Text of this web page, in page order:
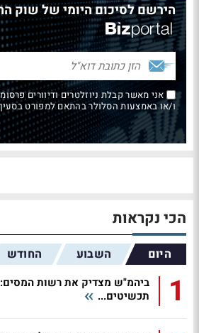
הירשם לסיכום היומי של שוק
אני מאשר קבלת ניוזלטרים ודיוורים
ו/או באמצעות הסלולר בהתאם למפורט בסעיף 10 בתנאי
הכי נקראות
היום השבוע החודש
1
ביהמ"ש מצדיק את רשות המסים:
תכשיטים...